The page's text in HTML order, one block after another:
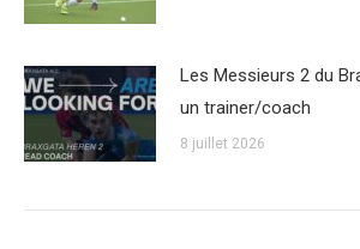
Les Messieurs 2 du
un trainer/coach
8 juillet 2026